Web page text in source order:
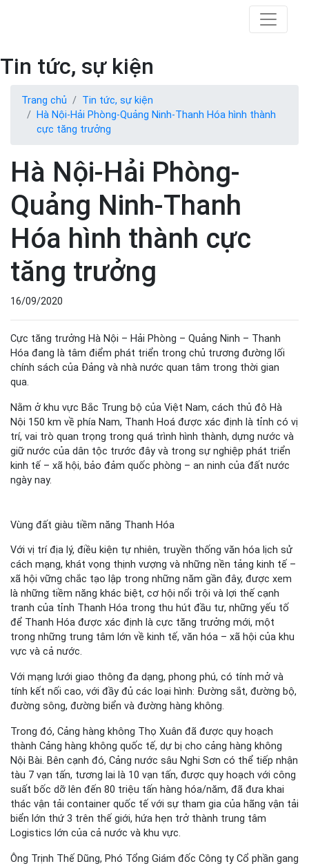
Tin tức, sự kiện
Trang chủ
Tin tức, sự kiện
Hà Nội-Hải Phòng-Quảng Ninh-Thanh Hóa hình thành
cực tăng trưởng
Hà Nội-Hải Phòng-
Quảng Ninh-Thanh
Hóa hình thành cực
tăng trưởng
16/09/2020
Cực tăng trưởng Hà Nội – Hải Phòng – Quảng Ninh – Thanh
Hóa đang là tâm điểm phát triển trong chủ trương đường lối
chính sách của Đảng và nhà nước quan tâm trong thời gian
qua.
Nằm ở khu vực Bắc Trung bộ của Việt Nam, cách thủ đô Hà
Nội 150 km về phía Nam, Thanh Hoá được xác định là tỉnh có vị
trí, vai trò quan trọng trong quá trình hình thành, dựng nước và
giữ nước của dân tộc trước đây và trong sự nghiệp phát triển
kinh tế – xã hội, bảo đảm quốc phòng – an ninh của đất nước
ngày nay.
Vùng đất giàu tiềm năng Thanh Hóa
Với vị trí địa lý, điều kiện tự nhiên, truyền thống văn hóa lịch sử
cách mạng, khát vọng thịnh vượng và những nền tảng kinh tế –
xã hội vững chắc tạo lập trong những năm gần đây, được xem
là những tiềm năng khác biệt, cơ hội nổi trội và lợi thế cạnh
tranh của tỉnh Thanh Hóa trong thu hút đầu tư, những yếu tố
để Thanh Hóa được xác định là cực tăng trưởng mới, một
trong những trung tâm lớn về kinh tế, văn hóa – xã hội của khu
vực và cả nước.
Với mạng lưới giao thông đa dạng, phong phú, có tính mở và
tính kết nối cao, với đầy đủ các loại hình: Đường sắt, đường bộ,
đường sông, đường biển và đường hàng không.
Trong đó, Cảng hàng không Thọ Xuân đã được quy hoạch
thành Cảng hàng không quốc tế, dự bị cho cảng hàng không
Nội Bài. Bên cạnh đó, Cảng nước sâu Nghi Sơn có thể tiếp nhận
tàu 7 vạn tấn, tương lai là 10 vạn tấn, được quy hoạch với công
suất bốc dỡ lên đến 80 triệu tấn hàng hóa/năm, đã đưa khai
thác vận tải container quốc tế với sự tham gia của hãng vận tải
biển lớn thứ 3 trên thế giới, hứa hẹn trở thành trung tâm
Logistics lớn của cả nước và khu vực.
Ông Trịnh Thế Dũng, Phó Tổng Giám đốc Công ty Cổ phần gang